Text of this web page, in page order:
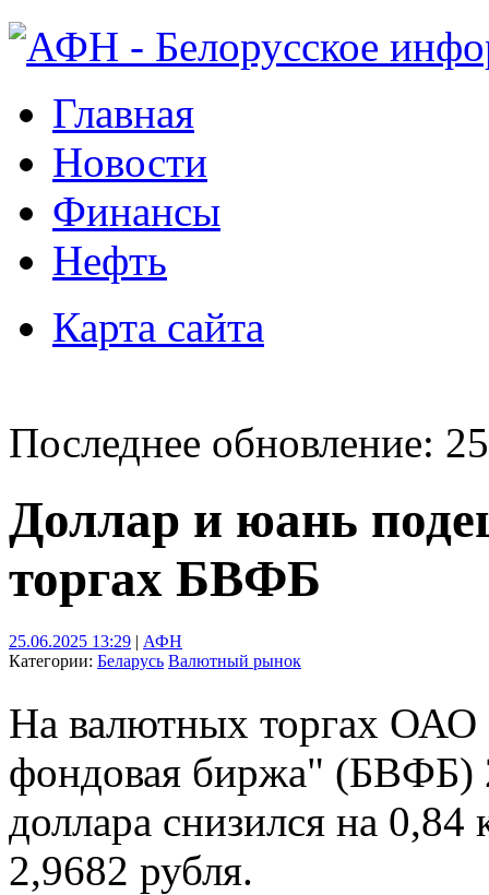
Главная
Новости
Финансы
Нефть
Карта сайта
Последнее обновление:
Доллар и юань
торгах БВФБ
25.06.2025 13:29 | АФН
Категории: Беларусь Валютный рынок
На валютных торгах ОАО
фондовая биржа" (БВФБ)
доллара снизился на
2,9682 рубля.